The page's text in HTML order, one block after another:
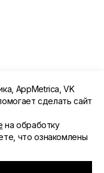
Все права
ДАННЫХ
AppMetrica, VK
сделать сайт
на обработку
что ознакомлены